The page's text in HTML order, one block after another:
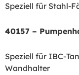
Speziell für Stahl-
40157 –
Speziell für IBC-
Wandhalter